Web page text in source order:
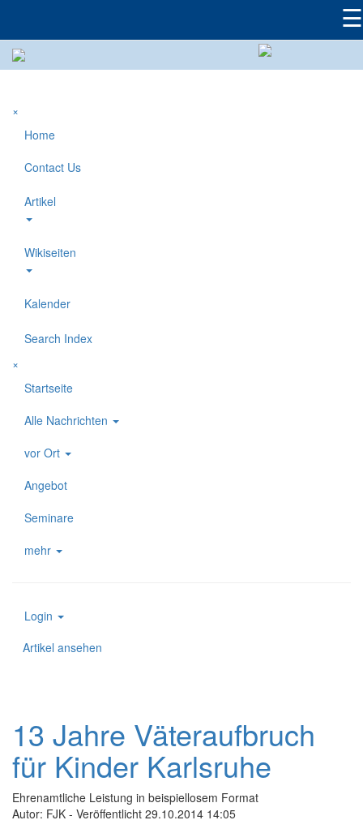
☰
×
Home
Contact Us
Artikel
Wikiseiten
Kalender
Search Index
×
Startseite
Alle Nachrichten
vor Ort
Angebot
Seminare
mehr
Login
Artikel ansehen
13 Jahre Väteraufbruch
für Kinder Karlsruhe
Ehrenamtliche Leistung in beispiellosem Format
Autor: FJK - Veröffentlicht 29.10.2014 14:05